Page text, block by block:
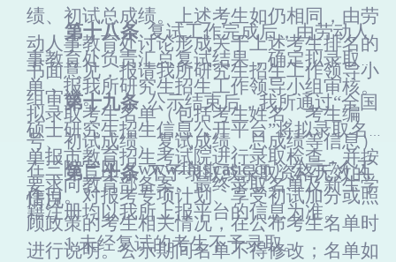
绩、初试总成绩。上述考生如仍相同，由劳
动人事教育处讨论形成关于上述考生排名的
书面意见，报请我所研究生招生工作领导小
组审议。
第十八条 复试工作完成后，由劳动人
事教育处负责汇总复试结果，确定拟录取名
单，报我所研究生招生工作领导小组审核。
拟录取考生名单（包括考生姓名、考生编
号、初试成绩、复试成绩、总成绩等信息）
在三院官网（www.fhjs.casic.cn）公示7个工
作日。对报考专项计划、享受初试加分或照
顾政策的考生相关情况，在公布考生名单时
进行说明。公示期间名单不得修改；名单如
第十九条 公示结束后，我所通过“全国
硕士研究生招生信息公开平台”将拟录取名
单报市教育招生考试院进行录取检查，并按
要求向教育部备案。最终录取名单及新生学
籍注册均以我所上报平台的信息为准。
第二十条 不予录取或录取资格无效的
情况
1.未经复试的考生不予录取。